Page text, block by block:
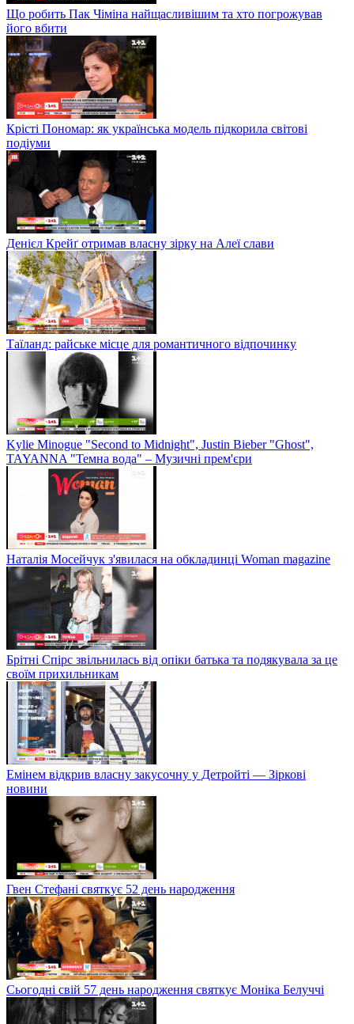
Що робить Пак Чіміна найщасливішим та хто погрожував
його вбити
Крісті Пономар: як українська модель підкорила світові
подіуми
Денієл Крейґ отримав власну зірку на Алеї слави
Таїланд: райське місце для романтичного відпочинку
Kylie Minogue "Second to Midnight", Justin Bieber "Ghost",
TAYANNA "Темна вода" – Музичні прем'єри
Наталія Мосейчук з'явилася на обкладинці Woman magazine
Брітні Спірс звільнилась від опіки батька та подякувала за це
своїм прихильникам
Емінем відкрив власну закусочну у Детройті — Зіркові
новини
Гвен Стефані святкує 52 день народження
Сьогодні свій 57 день народження святкує Моніка Белуччі